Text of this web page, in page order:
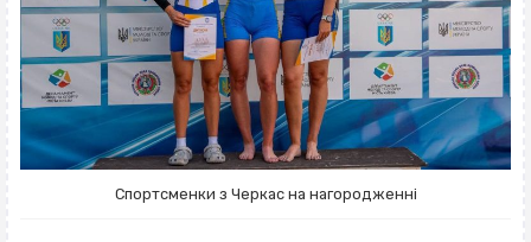
Спортсменки з Черкас на нагородженні